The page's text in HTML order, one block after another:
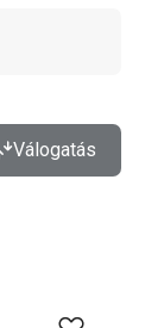
Válogatás